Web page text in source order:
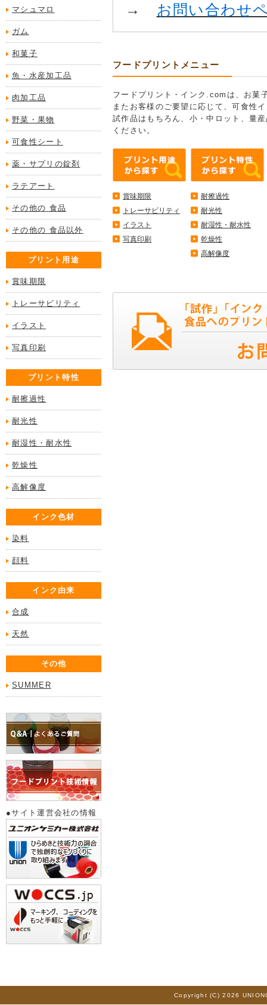
マシュマロ
ガム
和菓子
魚・水産加工品
肉加工品
野菜・果物
可食性シート
薬・サプリの錠剤
ラテアート
その他の 食品
その他の 食品以外
プリント用途
賞味期限
トレーサビリティ
イラスト
写真印刷
プリント特性
耐擦過性
耐光性
耐湿性・耐水性
乾燥性
高解像度
インク色材
染料
顔料
インク由来
合成
天然
その他
SUMMER
●サイト運営会社の情報
→ お問い合わせ
フードプリントメニュー
フードプリント・インク.comは、お菓
またお客様のご要望に応じて、可食性
試作品はもちろん、小・中ロット、量
ください。
賞味期限
トレーサビリティ
イラスト
写真印刷
耐擦過性
耐光性
耐湿性・耐水性
乾燥性
高解像度
Copyright (C) 2026